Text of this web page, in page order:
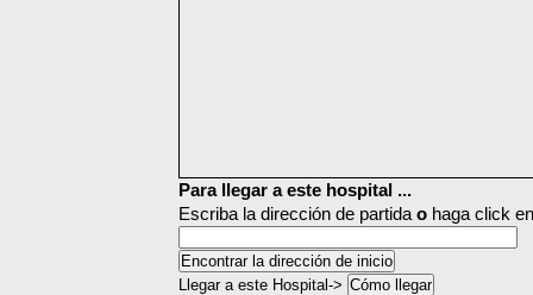
Para llegar a este hospital ...
Escriba la dirección de partida o haga click
Llegar a este Hospital->